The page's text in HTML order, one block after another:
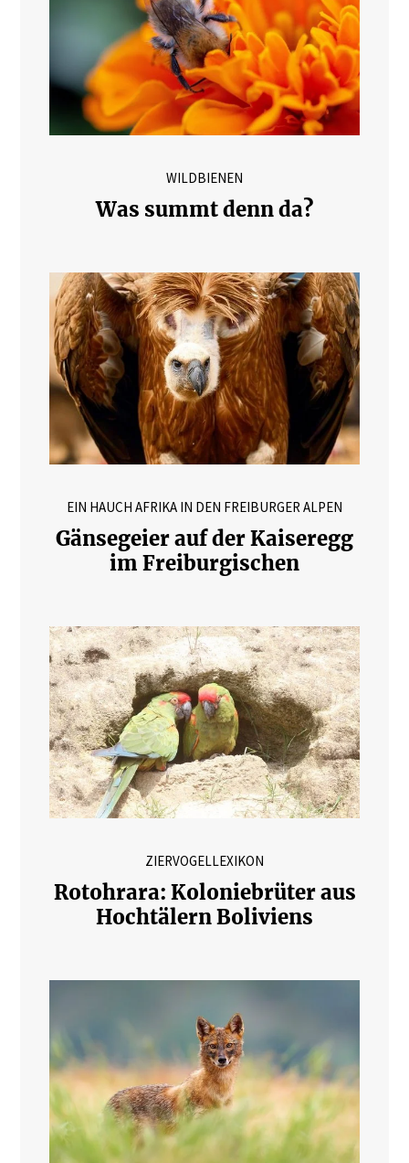
WILDBIENEN
Was summt denn da?
EIN HAUCH AFRIKA IN DEN FREIBURGER ALPEN
Gänsegeier auf der Kaiseregg
im Freiburgischen
ZIERVOGELLEXIKON
Rotohrara: Koloniebrüter aus
Hochtälern Boliviens